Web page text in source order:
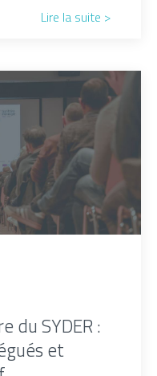
Lire la suite >
du SYDER :
et